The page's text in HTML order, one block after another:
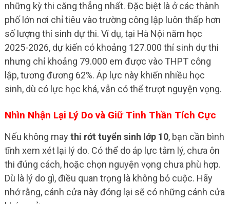
những kỳ thi căng thẳng nhất. Đặc biệt là ở các thành
phố lớn nơi chỉ tiêu vào trường công lập luôn thấp hơn
số lượng thí sinh dự thi. Ví dụ, tại Hà Nội năm học
2025-2026, dự kiến có khoảng 127.000 thí sinh dự thi
nhưng chỉ khoảng 79.000 em được vào THPT công
lập, tương đương 62%. Áp lực này khiến nhiều học
sinh, dù có lực học khá, vẫn có thể trượt nguyện vọng.
Nhìn Nhận Lại Lý Do và Giữ Tinh Thần Tích Cực
Nếu không maythi rớt tuyển sinh lớp 10, bạn cần bình
tĩnh xem xét lại lý do. Có thể do áp lực tâm lý, chưa ôn
thi đúng cách, hoặc chọn nguyện vọng chưa phù hợp.
Dù là lý do gì, điều quan trọng là không bỏ cuộc. Hãy
nhớ rằng, cánh cửa này đóng lại sẽ có những cánh cửa